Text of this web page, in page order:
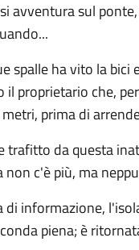
avventura sul
spalle ha vito la
proprietario che,
prima di
trafitto da questa
c'è più, ma
di informazione,
piena; è